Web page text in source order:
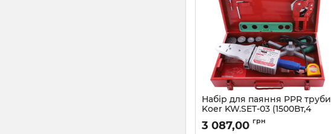
Набір для паяння PPR труби
Koer KW.SET-03 (1500Вт,4
насад., ножици, рулетка, 2
заглушки, рівень) (KA0003)
3 087,00 грн